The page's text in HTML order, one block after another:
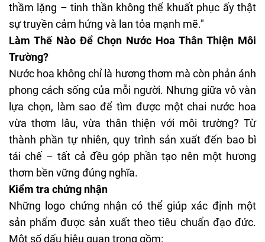
thầm lặng – tinh thần không thể khuất phục ấy thật
sự truyền cảm hứng và lan tỏa mạnh mẽ."
Làm Thế Nào Để Chọn Nước Hoa Thân Thiện Môi
Trường?
Nước hoa không chỉ là hương thơm mà còn phản ánh
phong cách sống của mỗi người. Nhưng giữa vô vàn
lựa chọn, làm sao để tìm được một chai nước hoa
vừa thơm lâu, vừa thân thiện với môi trường? Từ
thành phần tự nhiên, quy trình sản xuất đến bao bì
tái chế – tất cả đều góp phần tạo nên một hương
thơm bền vững đúng nghĩa.
Kiểm tra chứng nhận
Những logo chứng nhận có thể giúp xác định một
sản phẩm được sản xuất theo tiêu chuẩn đạo đức.
Một số dấu hiệu quan trọng gồm: